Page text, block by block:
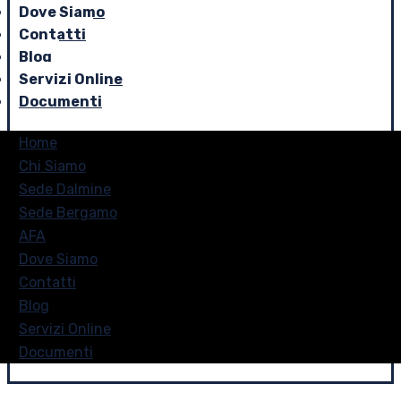
Dove Siamo
Contatti
Blog
Servizi Online
Documenti
Home
Chi Siamo
Sede Dalmine
Sede Bergamo
AFA
Dove Siamo
Contatti
Blog
Servizi Online
Documenti